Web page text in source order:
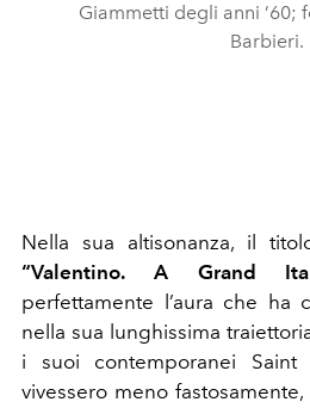
Giammetti degli anni ’60;
Barbieri.
Nella sua altisonanza, il
“Valentino. A Grand
perfettamente l’aura che ha
nella sua lunghissima
i suoi contemporanei Saint
vivessero meno